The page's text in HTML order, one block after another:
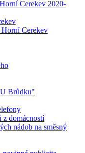
Cerekev 2020-
Cerekev
Brůdku"
z domácností
nádob na směsný